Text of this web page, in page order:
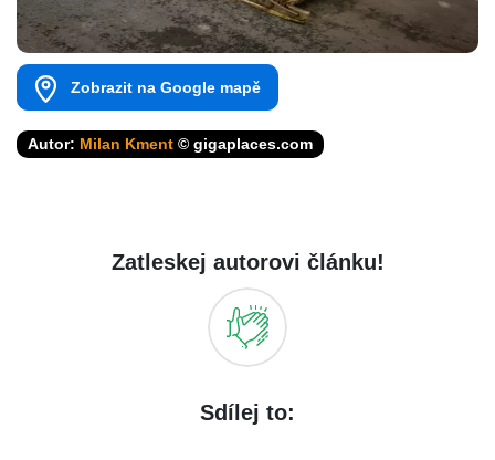
Zobrazit na Google mapě
Autor: Milan Kment © gigaplaces.com
Zatleskej autorovi článku!
Sdílej to: